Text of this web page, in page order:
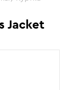
Jacket